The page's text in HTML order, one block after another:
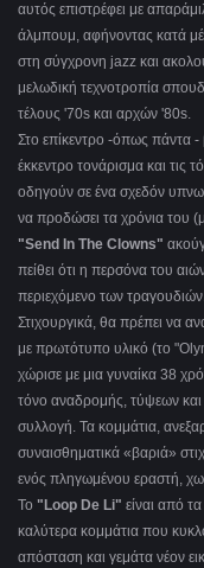
αυτός επιστρέφει με
άλμπουμ, αφήνοντας κατά
στη σύγχρονη jazz και
μελωδική τεχνοτροπία
τέλους '70s και αρχών '80s.
Στο επίκεντρο -όπως πάντα
έκκεντρο τονάρισμα και τις
οδηγούν σε ένα σχεδόν
να προδώσει τα χρόνια του
"Send In The Clowns"
πείθει ότι η περσόνα του
περιεχόμενο των
Στιχουργικά, θα πρέπει να
με πρωτότυπο υλικό (το "
χώρισε με μια γυναίκα 38
τόνο αναδρομής, τύψεων και
συλλογή. Τα κομμάτια,
συναισθηματικά «βαριά»
ενός πληγωμένου εραστή,
Το "Loop De Li" είναι από
καλύτερα κομμάτια που
απόσταση και γεμάτα νέον